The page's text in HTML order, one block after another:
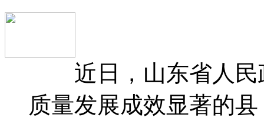
近日，山东省人民
质量发展成效显著的